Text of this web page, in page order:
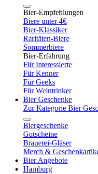
Bier-Empfehlungen
Biere unter 4€
Bier-Klassiker
Raritäten-Biere
Sommerbiere
Bier-Erfahrung
Für Interessierte
Für Kenner
Für Geeks
Für Weintrinker
Bier Geschenke
Zur Kategorie Bier
Biergeschenke
Gutscheine
Brauerei-Gläser
Merch &
Bier Angebote
Hamburg